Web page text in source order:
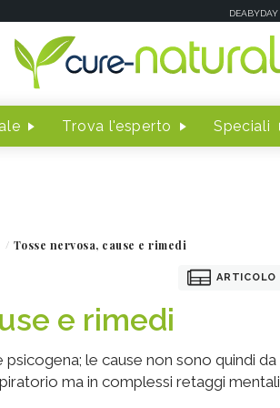
DEABYDAY
Trova l'esperto Speciali
Tosse nervosa, cause e rimedi
ARTICOLO
e rimedi
le cause non sono quindi da
ma in complessi retaggi mentali